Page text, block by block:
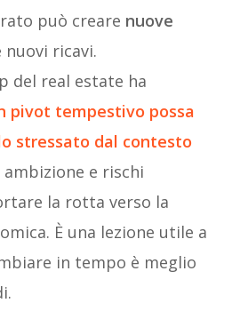
può creare nuove
ricavi.
del real estate ha
pivot tempestivo possa
stressato dal contesto
e rischi
la rotta verso la
È una lezione utile a
in tempo è meglio